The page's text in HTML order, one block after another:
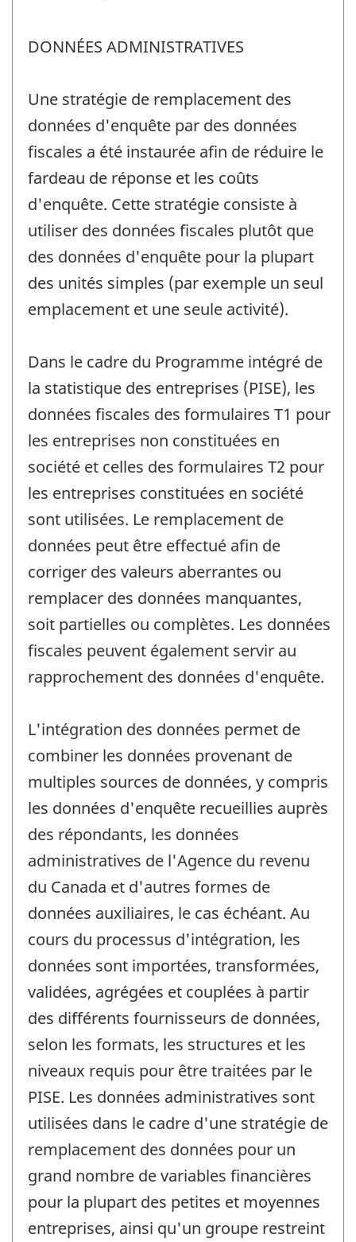
DONNÉES ADMINISTRATIVES
Une stratégie de remplacement des
données d'enquête par des données
fiscales a été instaurée afin de réduire le
fardeau de réponse et les coûts
d'enquête. Cette stratégie consiste à
utiliser des données fiscales plutôt que
des données d'enquête pour la plupart
des unités simples (par exemple un seul
emplacement et une seule activité).
Dans le cadre du Programme intégré de
la statistique des entreprises (PISE), les
données fiscales des formulaires T1 pour
les entreprises non constituées en
société et celles des formulaires T2 pour
les entreprises constituées en société
sont utilisées. Le remplacement de
données peut être effectué afin de
corriger des valeurs aberrantes ou
remplacer des données manquantes,
soit partielles ou complètes. Les données
fiscales peuvent également servir au
rapprochement des données d'enquête.
L'intégration des données permet de
combiner les données provenant de
multiples sources de données, y compris
les données d'enquête recueillies auprès
des répondants, les données
administratives de l'Agence du revenu
du Canada et d'autres formes de
données auxiliaires, le cas échéant. Au
cours du processus d'intégration, les
données sont importées, transformées,
validées, agrégées et couplées à partir
des différents fournisseurs de données,
selon les formats, les structures et les
niveaux requis pour être traitées par le
PISE. Les données administratives sont
utilisées dans le cadre d'une stratégie de
remplacement des données pour un
grand nombre de variables financières
pour la plupart des petites et moyennes
entreprises, ainsi qu'un groupe restreint